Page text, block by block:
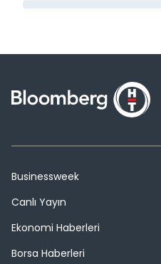
Businessweek
Canlı Yayın
Ekonomi Haberleri
Borsa Haberleri